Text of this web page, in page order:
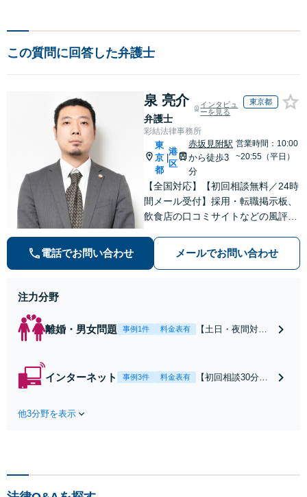
この質問に回答した弁護士
泉 亮介
弁護士
インタビュ
ーを見る
東京都
彩結法律事務所
東
京
都
港
区
赤坂見附駅
から徒歩3
分
営業時間：10:00
~20:55（平日）
【全国対応】【初回相談無料／24時
間メール受付】採用・転職掲示板、
飲食店の口コミサイトなどの風評被
の種類を問わず相談可。可能な限り
早期対応で駆けつけサポート【労
電話でお問い合わせ メールでお問い合わせ
注力分野
離婚・男女問題 事例1件 料金表有
【土日・夜間対応
れたら、サインす
インターネット 事例3件 料金表有
【初回相談30分無
お店の風評被害対
他3分野を表示